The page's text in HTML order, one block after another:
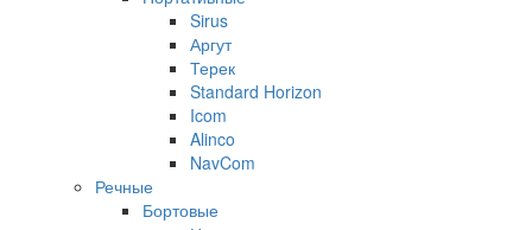
Sirus
Аргут
Терек
Standard Horizon
Icom
Alinco
NavCom
Речные
Бортовые